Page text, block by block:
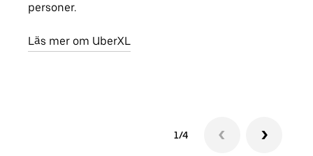
personer.
Läs mer om UberXL
1/4